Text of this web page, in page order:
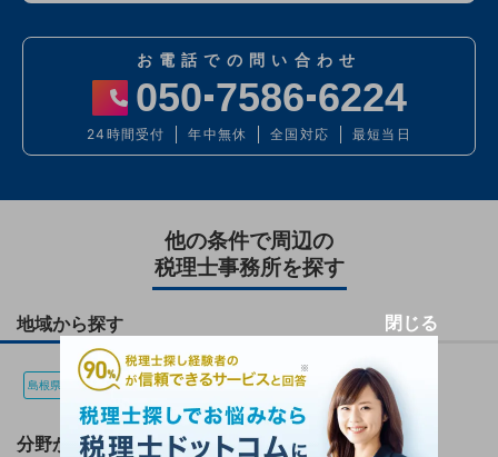
お電話での問い合わせ
050 7586 6224
24時間受付 年中無休 全国対応 最短当日
他の条件で周辺の
税理士事務所を探す
地域から探す
島根県(140) 江津市(1)
分野から探す
閉じる